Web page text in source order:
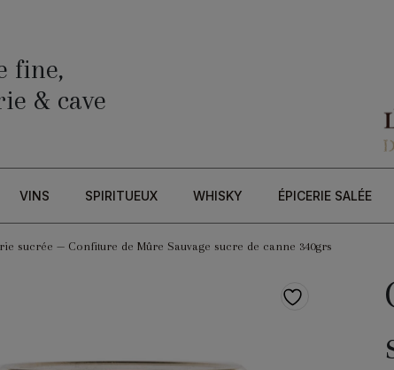
fine,
& cave
VINS SPIRITUEUX WHISKY ÉPICERIE SALÉE
sucrée — Confiture de Mûre Sauvage sucre de canne 340grs